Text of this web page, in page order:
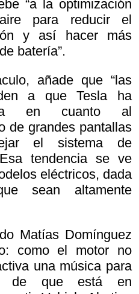
“a la optimización
para reducir el
y así hacer más
batería”.
añade que “las
a que Tesla ha
en cuanto al
de grandes pantallas
el sistema de
tendencia se ve
eléctricos, dada
sean altamente
Matías Domínguez
como el motor no
una música para
de que está en